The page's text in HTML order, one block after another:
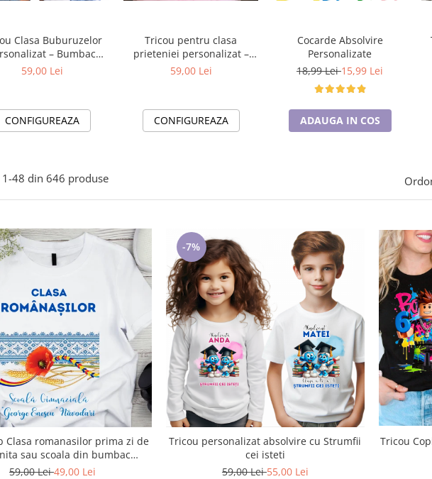
Clasa Buburuzelor
– Bumbac
100% pentru Copii și
59,00 Lei
CONFIGUREAZA
Tricou pentru clasa
prieteniei personalizat –
Cadou inspirat pentru
59,00 Lei
CONFIGUREAZA
Cocarde Absolvire
Personalizate
18,99 Lei15,99 Lei
ADAUGA IN COS
1-48 din 646 produse
Clasa romanasilor prima zi de
sau scoala din bumbac
ABS1133
59,00 Lei49,00 Lei
-7%
Tricou personalizat absolvire cu Strumfii
cei isteti
59,00 Lei55,00 Lei
Tricou